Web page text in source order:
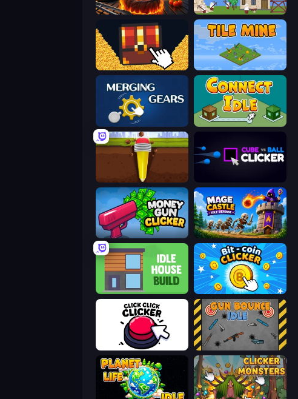
Click To Grill Babel Tower
Treasure Hunt Idle Tile Mine
Merging Gears Connect idle
Pen Dig
Money Gun Clicker Mage Castle Idle Defense
Idle House Build Bit-coin Clicker
Click Click Clicker Gun Bounce Idle